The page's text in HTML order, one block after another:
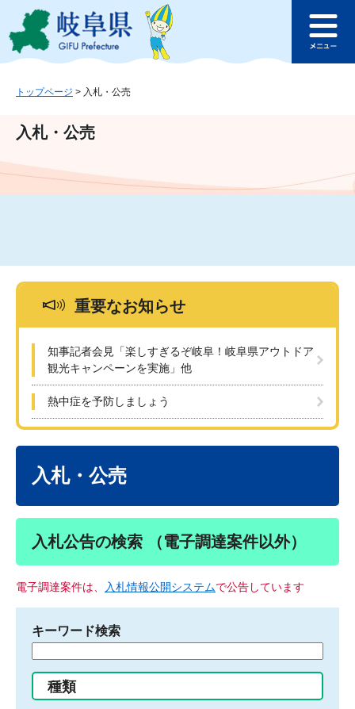
ジ
ュ
文
このページの本文へ
ュ
トップページ > 入札・公売
入札・公売
重要なお知らせ
知事記者会見「楽しすぎるぞ岐阜！岐阜県アウトドア
観光キャンペーンを実施」他
熱中症を予防しましょう
入札・公売
入札公告の検索 （電子調達案件以外）
電子調達案件は、 入札情報公開システムで公告しています
キーワード検索
る
種類